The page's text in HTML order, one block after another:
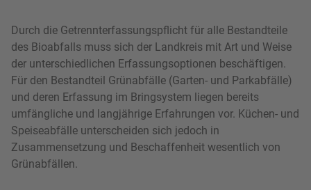
Durch die Getrennterfassungspflicht für alle Bestandteile
des Bioabfalls muss sich der Landkreis mit Art und Weise
der unterschiedlichen Erfassungsoptionen beschäftigen.
Für den Bestandteil Grünabfälle (Garten- und Parkabfälle)
und deren Erfassung im Bringsystem liegen bereits
umfängliche und langjährige Erfahrungen vor. Küchen- und
Speiseabfälle unterscheiden sich jedoch in
Zusammensetzung und Beschaffenheit wesentlich von
Grünabfällen.